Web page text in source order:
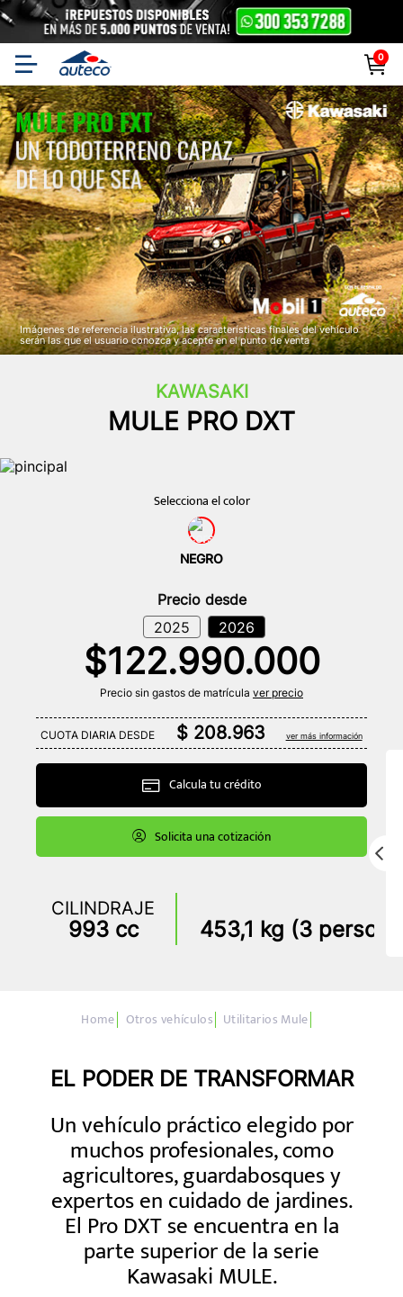
0
Auteco | Especialistas
en Motos, Repuestos y
Accesorios
Imágenes de referencia ilustrativa, las características finales del vehículo
serán las que el usuario conozca y acepte en el punto de venta
KAWASAKI
MULE PRO DXT
NEGRO
Precio desde
2025
2026
$122.990.000
Precio sin gastos de matrí­cula ver precio
CUOTA DIARIA DESDE $ 208.963 ver más información
Calcula tu crédito
Solicita una cotización
CILINDRAJE
993 cc 453,1 kg (3
Otros vehículos Utilitarios Mule
EL PODER DE TRANSFORMAR
Un vehículo práctico elegido por
muchos profesionales, como
agricultores, guardabosques y
expertos en cuidado de jardines.
El Pro DXT se encuentra en la
parte superior de la serie
Kawasaki MULE.